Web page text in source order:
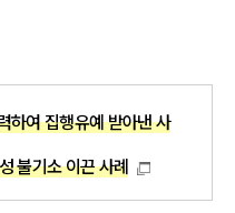
담예약
하여 집행유예 받아낸 사
불기소 이끈 사례